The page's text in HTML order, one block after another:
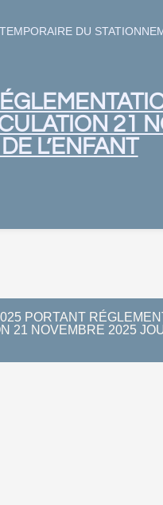
DU
21
L’ENFANT
PORTANT
21 NOVEMBRE 2025